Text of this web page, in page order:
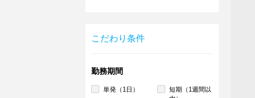
こだわり条件
勤務期間
単発（1日）
短期（1週間以